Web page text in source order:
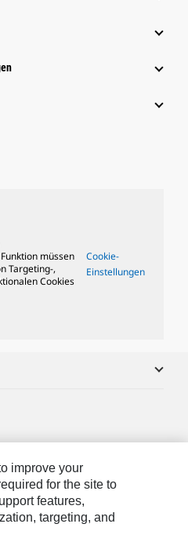
müssen
Targeting-,
Cookies
Cookie-
Einstellungen
improve your
for the site to
features,
targeting, and